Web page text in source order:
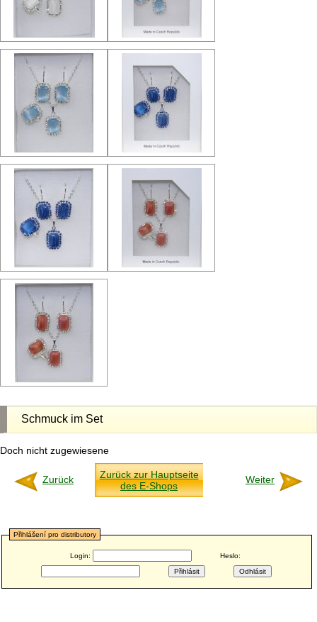
Schmuck im Set
Doch nicht zugewiesene
Zurück
Zurück zur Hauptseite
des E-Shops
Weiter
Přihlášení pro distributory
Login: Heslo: